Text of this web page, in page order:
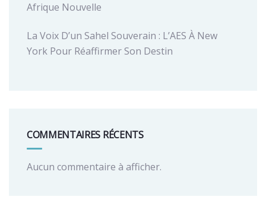
Afrique Nouvelle
La Voix D’un Sahel Souverain : L’AES À New
York Pour Réaffirmer Son Destin
COMMENTAIRES RÉCENTS
Aucun commentaire à afficher.